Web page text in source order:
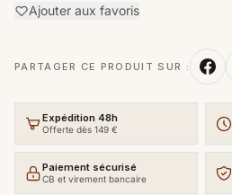
Ajouter aux favoris
PARTAGER CE PRODUIT SUR :
Expédition 48h
Offerte dès 149 €
Paiement sécurisé
CB et virement bancaire